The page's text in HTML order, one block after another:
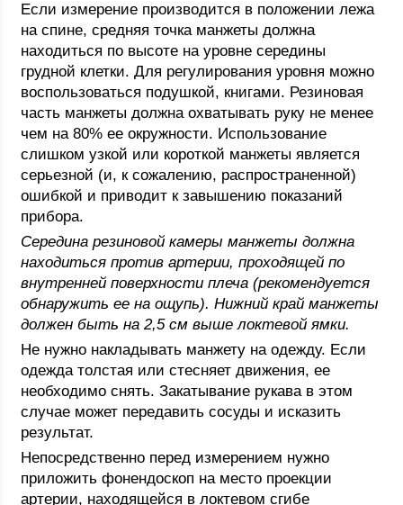
Если измерение производится в положении лежа
на спине, средняя точка манжеты должна
находиться по высоте на уровне середины
грудной клетки. Для регулирования уровня можно
воспользоваться подушкой, книгами. Резиновая
часть манжеты должна охватывать руку не менее
чем на 80% ее окружности. Использование
слишком узкой или короткой манжеты является
серьезной (и, к сожалению, распространенной)
ошибкой и приводит к завышению показаний
прибора.
Середина резиновой камеры манжеты должна
находиться против артерии, проходящей по
внутренней поверхности плеча (рекомендуется
обнаружить ее на ощупь). Нижний край манжеты
должен быть на 2,5 см выше локтевой ямки.
Не нужно накладывать манжету на одежду. Если
одежда толстая или стесняет движения, ее
необходимо снять. Закатывание рукава в этом
случае может передавить сосуды и исказить
результат.
Непосредственно перед измерением нужно
приложить фонендоскоп на место проекции
артерии, находящейся в локтевом сгибе